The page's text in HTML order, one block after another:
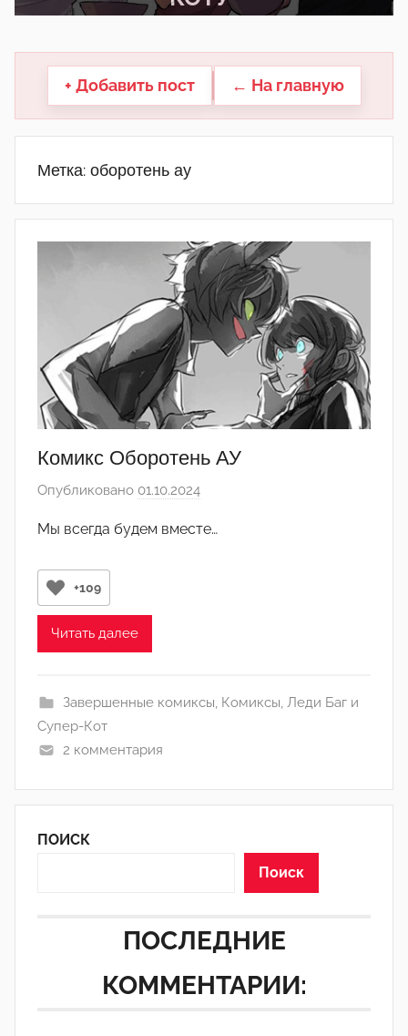
другие.
+ Добавить пост ← На главную
Метка: оборотень ау
Комикс Оборотень АУ
Опубликовано 01.10.2024
т
a
Мы всегда будем вместе…
+109
Читать далее
Завершенные комиксы Комиксы Леди Баг и
Супер-Кот
2 комментария
ПОИСК
Поиск
ПОСЛЕДНИЕ
КОММЕНТАРИИ: